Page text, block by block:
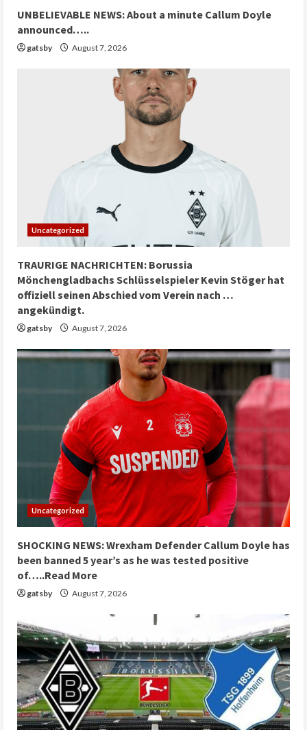
UNBELIEVABLE NEWS: About a minute Callum Doyle
announced…..
gatsby August 7, 2026
Uncategorized
TRAURIGE NACHRICHTEN: Borussia
Mönchengladbachs Schlüsselspieler Kevin Stöger hat
offiziell seinen Abschied vom Verein nach …
angekündigt.
gatsby August 7, 2026
Uncategorized
SHOCKING NEWS: Wrexham Defender Callum Doyle has
been banned 5 year’s as he was tested positive
of…..Read More
gatsby August 7, 2026